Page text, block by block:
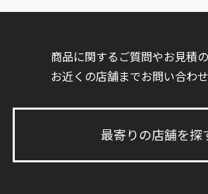
商品に関するご質問やお見積の
お近くの店舗までお問い合わせ
最寄りの店舗を探